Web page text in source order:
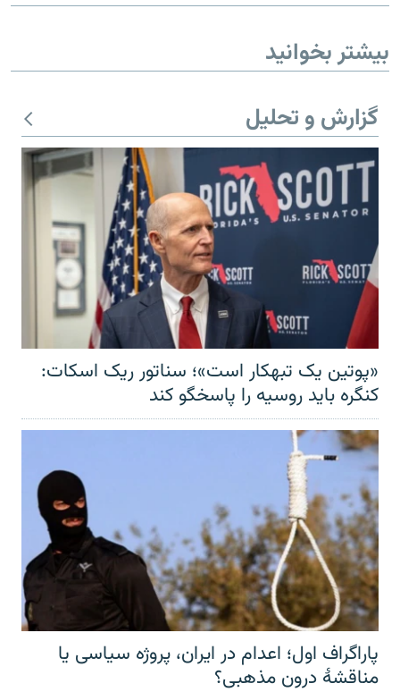
بیشتر بخوانید
گزارش و تحلیل
«پوتین یک تبهکار است»؛ سناتور ریک اسکات:
کنگره باید روسیه را پاسخگو کند
پاراگراف اول؛ اعدام در ایران، پروژه سیاسی یا
مناقشهٔ درون مذهبی؟